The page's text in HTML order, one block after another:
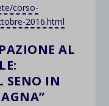
corso-
2016.html
AL
SENO IN